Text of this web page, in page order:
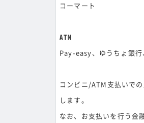
コーマート
ATM
Pay-easy、ゆうちょ銀
コンビニ/ATM支払いで
します。
なお、お支払いを行う金